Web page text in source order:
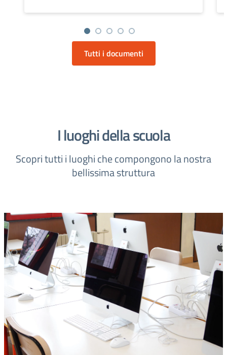
Tutti i documenti
I luoghi della scuola
Scopri tutti i luoghi che compongono la nostra
bellissima struttura